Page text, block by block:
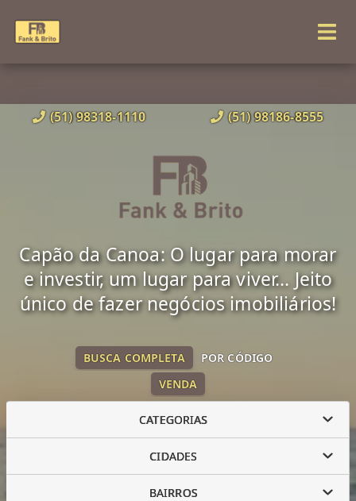
(51) 98318-1110 (51) 98186-8555
Capão da Canoa: O lugar para morar
e investir, um lugar para viver... Jeito
único de fazer negócios imobiliários!
VENDA
BUSCA COMPLETA POR CÓDIGO
CATEGORIAS
CIDADES
BAIRROS